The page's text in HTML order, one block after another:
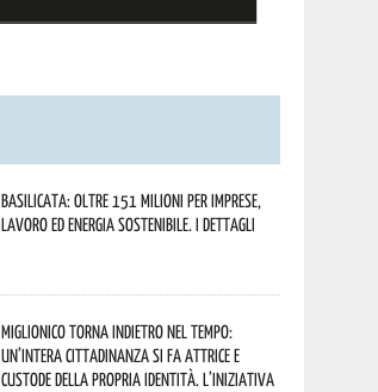
Basilicata: oltre 151 milioni per imprese,
lavoro ed energia sostenibile. I dettagli
Miglionico torna indietro nel tempo:
un’intera cittadinanza si fa attrice e
custode della propria identità. L’iniziativa